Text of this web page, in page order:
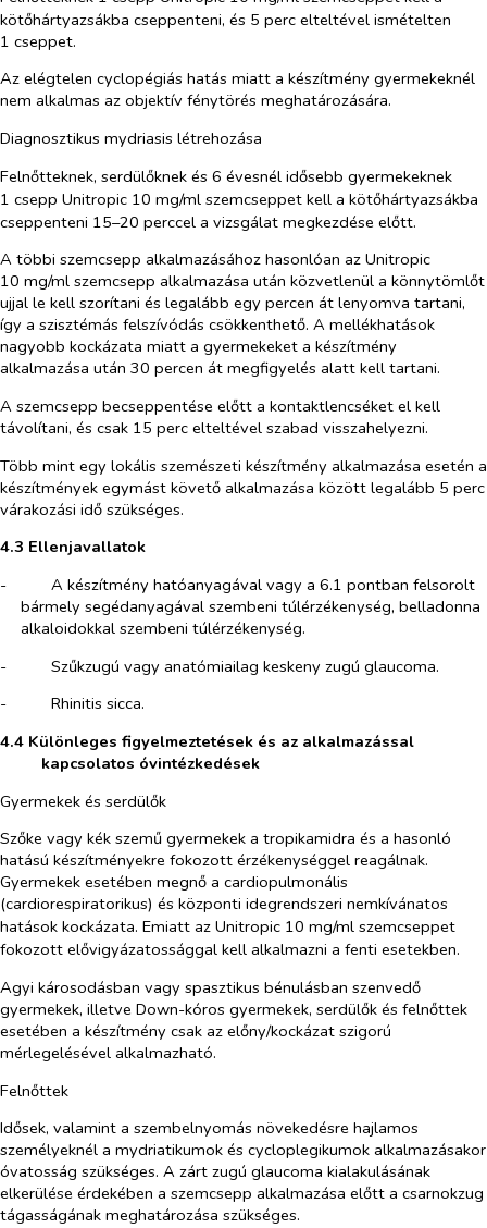
kötőhártyazsákba cseppenteni, és 5 perc elteltével ismételten
1 cseppet.
Az elégtelen cyclopégiás hatás miatt a készítmény gyermekeknél
nem alkalmas az objektív fénytörés meghatározására.
Diagnosztikus mydriasis létrehozása
Felnőtteknek, serdülőknek és 6 évesnél idősebb gyermekeknek
1 csepp Unitropic 10 mg/ml szemcseppet kell a kötőhártyazsákba
cseppenteni 15–20 perccel a vizsgálat megkezdése előtt.
A többi szemcsepp alkalmazásához hasonlóan az Unitropic
10 mg/ml szemcsepp alkalmazása után közvetlenül a könnytömlőt
ujjal le kell szorítani és legalább egy percen át lenyomva tartani,
így a szisztémás felszívódás csökkenthető. A mellékhatások
nagyobb kockázata miatt a gyermekeket a készítmény
alkalmazása után 30 percen át megfigyelés alatt kell tartani.
A szemcsepp becseppentése előtt a kontaktlencséket el kell
távolítani, és csak 15 perc elteltével szabad visszahelyezni.
Több mint egy lokális szemészeti készítmény alkalmazása esetén a
készítmények egymást követő alkalmazása között legalább 5 perc
várakozási idő szükséges.
4.3 Ellenjavallatok
-​
A készítmény hatóanyagával vagy a 6.1 pontban felsorolt
bármely segédanyagával szembeni túlérzékenység, belladonna
alkaloidokkal szembeni túlérzékenység.
-​
Szűkzugú vagy anatómiailag keskeny zugú glaucoma.
-​
Rhinitis sicca.
4.4 Különleges figyelmeztetések és az alkalmazással
kapcsolatos óvintézkedések
Gyermekek és serdülők
Szőke vagy kék szemű gyermekek a tropikamidra és a hasonló
hatású készítményekre fokozott érzékenységgel reagálnak.
Gyermekek esetében megnő a cardiopulmonális
(cardiorespiratorikus) és központi idegrendszeri nemkívánatos
hatások kockázata. Emiatt az Unitropic 10 mg/ml szemcseppet
fokozott elővigyázatossággal kell alkalmazni a fenti esetekben.
Agyi károsodásban vagy spasztikus bénulásban szenvedő
gyermekek, illetve Down-kóros gyermekek, serdülők és felnőttek
esetében a készítmény csak az előny/kockázat szigorú
mérlegelésével alkalmazható.
Felnőttek
Idősek, valamint a szembelnyomás növekedésre hajlamos
személyeknél a mydriatikumok és cycloplegikumok alkalmazásakor
óvatosság szükséges. A zárt zugú glaucoma kialakulásának
elkerülése érdekében a szemcsepp alkalmazása előtt a csarnokzug
tágasságának meghatározása szükséges.